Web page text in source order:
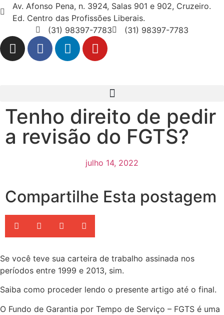
Av. Afonso Pena, n. 3924, Salas 901 e 902, Cruzeiro.
Ed. Centro das Profissões Liberais.
(31) 98397-7783
(31) 98397-7783
Tenho direito de pedir
a revisão do FGTS?
julho 14, 2022
Compartilhe Esta postagem
Se você teve sua carteira de trabalho assinada nos
períodos entre 1999 e 2013, sim.
Saiba como proceder lendo o presente artigo até o final.
O Fundo de Garantia por Tempo de Serviço – FGTS é uma